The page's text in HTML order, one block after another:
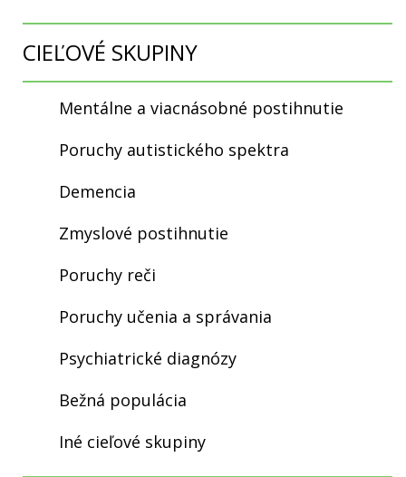
CIEĽOVÉ SKUPINY
Mentálne a viacnásobné postihnutie
Poruchy autistického spektra
Demencia
Zmyslové postihnutie
Poruchy reči
Poruchy učenia a správania
Psychiatrické diagnózy
Bežná populácia
Iné cieľové skupiny